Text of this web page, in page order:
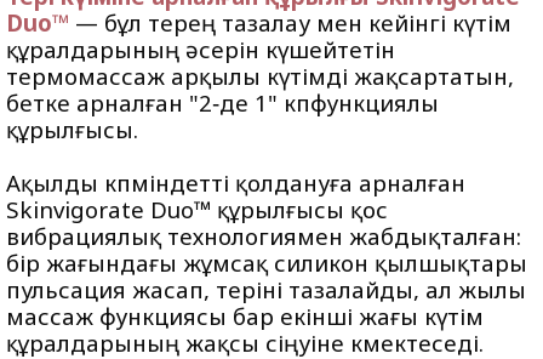
Duo™ — бұл терең тазалау мен кейінгі күтім
құралдарының әсерін күшейтетін
термомассаж арқылы күтімді жақсартатын,
бетке арналған "2‑де 1" көпфункциялы
құрылғысы.
Ақылды көпміндетті қолдануға арналған
Skinvigorate Duo™ құрылғысы қос
вибрациялық технологиямен жабдықталған:
бір жағындағы жұмсақ силикон қылшықтары
пульсация жасап, теріні тазалайды, ал жылы
массаж функциясы бар екінші жағы күтім
құралдарының жақсы сіңуіне көмектеседі.